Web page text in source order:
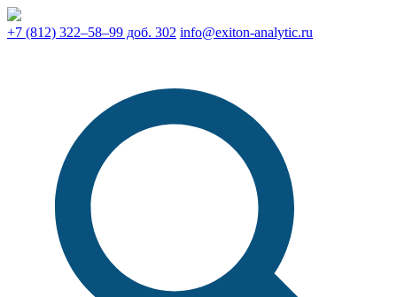
+7 (812) 322–58–99 доб. 302 info@exiton-analytic.ru